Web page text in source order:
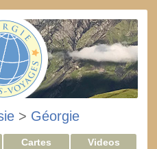
> Géorgie
Cartes
Videos